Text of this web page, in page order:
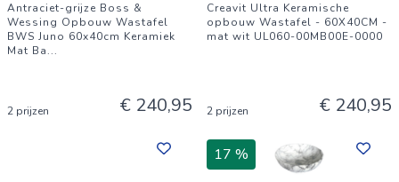
Antraciet-grijze Boss &
Wessing Opbouw Wastafel
BWS Juno 60x40cm Keramiek
Mat Ba...
2 prijzen € 240,95
Creavit Ultra Keramische
opbouw Wastafel - 60X40CM -
mat wit UL060-00MB00E-0000
2 prijzen € 240,95
17 %